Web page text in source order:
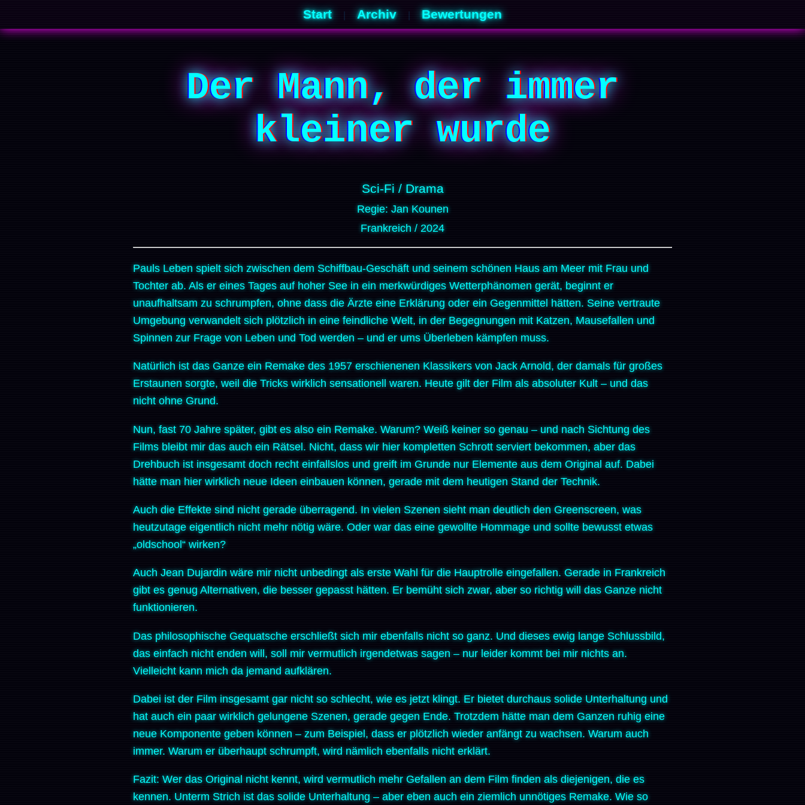
Start Archiv Bewertungen
Der Mann, der immer
kleiner wurde
Sci-Fi / Drama
Regie: Jan Kounen
Frankreich / 2024
Pauls Leben spielt sich zwischen dem Schiffbau-Geschäft und seinem schönen Haus am Meer mit Frau und
Tochter ab. Als er eines Tages auf hoher See in ein merkwürdiges Wetterphänomen gerät, beginnt er
unaufhaltsam zu schrumpfen, ohne dass die Ärzte eine Erklärung oder ein Gegenmittel hätten. Seine vertraute
Umgebung verwandelt sich plötzlich in eine feindliche Welt, in der Begegnungen mit Katzen, Mausefallen und
Spinnen zur Frage von Leben und Tod werden – und er ums Überleben kämpfen muss.
Natürlich ist das Ganze ein Remake des 1957 erschienenen Klassikers von Jack Arnold, der damals für großes
Erstaunen sorgte, weil die Tricks wirklich sensationell waren. Heute gilt der Film als absoluter Kult – und das
nicht ohne Grund.
Nun, fast 70 Jahre später, gibt es also ein Remake. Warum? Weiß keiner so genau – und nach Sichtung des
Films bleibt mir das auch ein Rätsel. Nicht, dass wir hier kompletten Schrott serviert bekommen, aber das
Drehbuch ist insgesamt doch recht einfallslos und greift im Grunde nur Elemente aus dem Original auf. Dabei
hätte man hier wirklich neue Ideen einbauen können, gerade mit dem heutigen Stand der Technik.
Auch die Effekte sind nicht gerade überragend. In vielen Szenen sieht man deutlich den Greenscreen, was
heutzutage eigentlich nicht mehr nötig wäre. Oder war das eine gewollte Hommage und sollte bewusst etwas
„oldschool“ wirken?
Auch Jean Dujardin wäre mir nicht unbedingt als erste Wahl für die Hauptrolle eingefallen. Gerade in Frankreich
gibt es genug Alternativen, die besser gepasst hätten. Er bemüht sich zwar, aber so richtig will das Ganze nicht
funktionieren.
Das philosophische Gequatsche erschließt sich mir ebenfalls nicht so ganz. Und dieses ewig lange Schlussbild,
das einfach nicht enden will, soll mir vermutlich irgendetwas sagen – nur leider kommt bei mir nichts an.
Vielleicht kann mich da jemand aufklären.
Dabei ist der Film insgesamt gar nicht so schlecht, wie es jetzt klingt. Er bietet durchaus solide Unterhaltung und
hat auch ein paar wirklich gelungene Szenen, gerade gegen Ende. Trotzdem hätte man dem Ganzen ruhig eine
neue Komponente geben können – zum Beispiel, dass er plötzlich wieder anfängt zu wachsen. Warum auch
immer. Warum er überhaupt schrumpft, wird nämlich ebenfalls nicht erklärt.
Fazit: Wer das Original nicht kennt, wird vermutlich mehr Gefallen an dem Film finden als diejenigen, die es
kennen. Unterm Strich ist das solide Unterhaltung – aber eben auch ein ziemlich unnötiges Remake. Wie so